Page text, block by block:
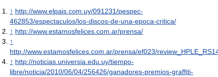
↑ http://www.elpais.com.uy/091231/pespec-
462853/espectaculos/los-discos-de-una-epoca-critica/
↑ http://www.estamosfelices.com.ar/prensa/
↑
http://www.estamosfelices.com.ar/prensa/ef023/
↑ http://noticias.universia.edu.uy/tiempo-
libre/noticia/2010/06/04/256426/ganadores-premios-graffiti-